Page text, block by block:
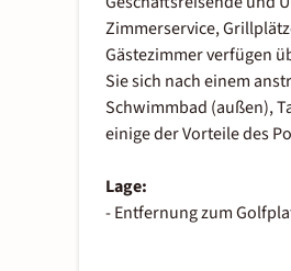
Zimmerservice,
Gästezimmer verfügen
Sie sich nach einem
Schwimmbad (außen),
einige der Vorteile des
Lage:
- Entfernung zum